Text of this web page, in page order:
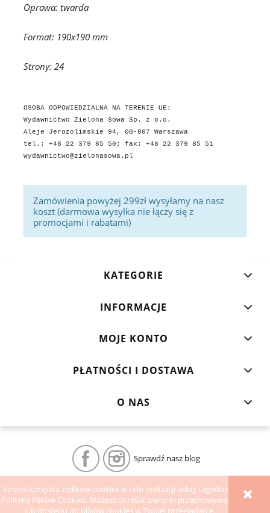
Strona korzysta z plików cookies w celu realizacji usług i zgodnie z
Polityką Plików Cookies. Możesz określić warunki przechowywania
lub dostępu do plików cookies w Twojej przeglądarce.
Oprawa: twarda
Format: 190x190 mm
Strony: 24
OSOBA ODPOWIEDZIALNA NA TERENIE UE:
Wydawnictwo Zielona Sowa Sp. z o.o.
Aleje Jerozolimskie 94, 00-807 Warszawa
tel.: +48 22 379 85 50; fax: +48 22 379 85 51
wydawnictwo@zielonasowa.pl
Zamówienia powyżej 299zł wysyłamy na nasz
koszt (darmowa wysyłka nie łączy się z
promocjami i rabatami)
KATEGORIE
INFORMACJE
MOJE KONTO
PŁATNOŚCI I DOSTAWA
O NAS
Sprawdź nasz blog
POKAŻ PEŁNĄ WERSJĘ STRONY